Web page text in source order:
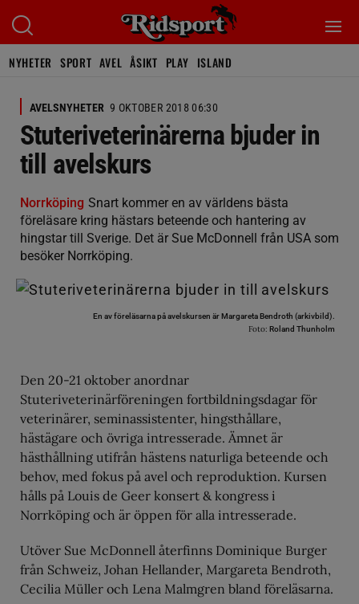
NYHETER SPORT AVEL ÅSIKT PLAY ISLAND
AVELSNYHETER 9 OKTOBER 2018 06:30
Stuteriveterinärerna bjuder in
till avelskurs
Norrköping Snart kommer en av världens bästa
föreläsare kring hästars beteende och hantering av
hingstar till Sverige. Det är Sue McDonnell från USA som
besöker Norrköping.
En av föreläsarna på avelskursen är Margareta Bendroth (arkivbild).
Foto: Roland Thunholm
Den 20-21 oktober anordnar
Stuteriveterinärföreningen fortbildningsdagar för
veterinärer, seminassistenter, hingsthållare,
hästägare och övriga intresserade. Ämnet är
hästhållning utifrån hästens naturliga beteende och
behov, med fokus på avel och reproduktion. Kursen
hålls på Louis de Geer konsert & kongress i
Norrköping och är öppen för alla intresserade.
Utöver Sue McDonnell återfinns Dominique Burger
från Schweiz, Johan Hellander, Margareta Bendroth,
Cecilia Müller och Lena Malmgren bland föreläsarna.